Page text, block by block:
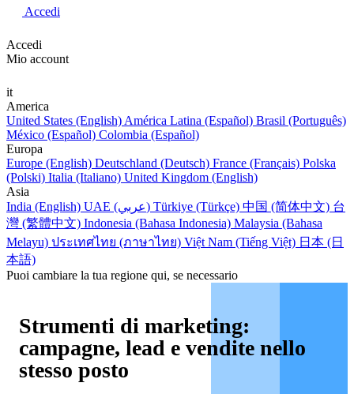
Accedi
Accedi
Mio account
it
America
United States (English) América Latina (Español) Brasil (Português)
México (Español) Colombia (Español)
Europa
Europe (English) Deutschland (Deutsch) France (Français) Polska
(Polski) Italia (Italiano) United Kingdom (English)
Asia
India (English)
UAE (عربي) Türkiye (Türkçe) 中国 (简体中文) 台
灣 (繁體中文) Indonesia (Bahasa Indonesia) Malaysia (Bahasa
Melayu) ประเทศไทย (ภาษาไทย) Việt Nam (Tiếng Việt) 日本 (日
本語)
Puoi cambiare la tua regione qui, se necessario
Strumenti di marketing:
campagne, lead e vendite nello
stesso posto